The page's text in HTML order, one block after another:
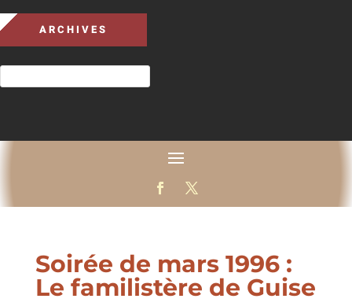
ARCHIVES
Soirée de mars 1996 :
Le familistère de Guise